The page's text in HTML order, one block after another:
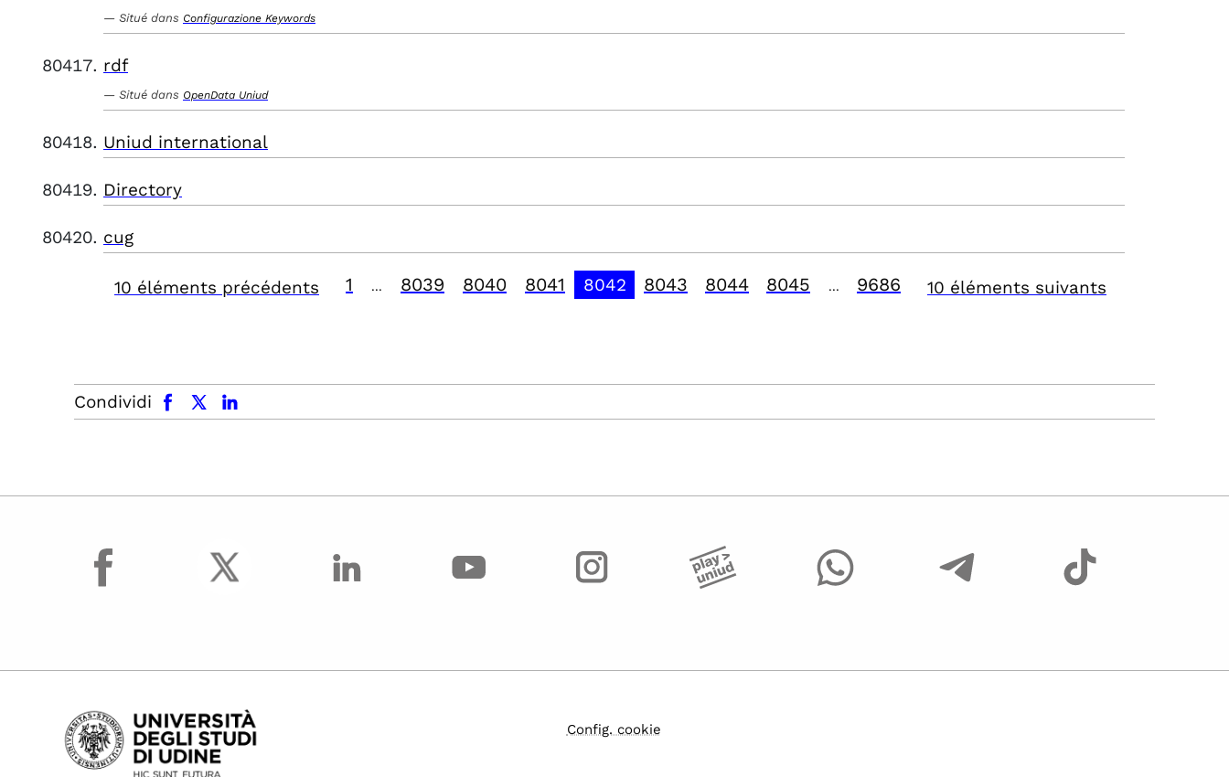
Situé dans Configurazione Keywords
rdf
Situé dans OpenData Uniud
Uniud international
Directory
cug
10 éléments précédents 1 8039 8040 8041 8042 8043 8044 8045 9686 10 éléments suivants
Condividi
facebook x.com linkedin
facebook
Config. cookie